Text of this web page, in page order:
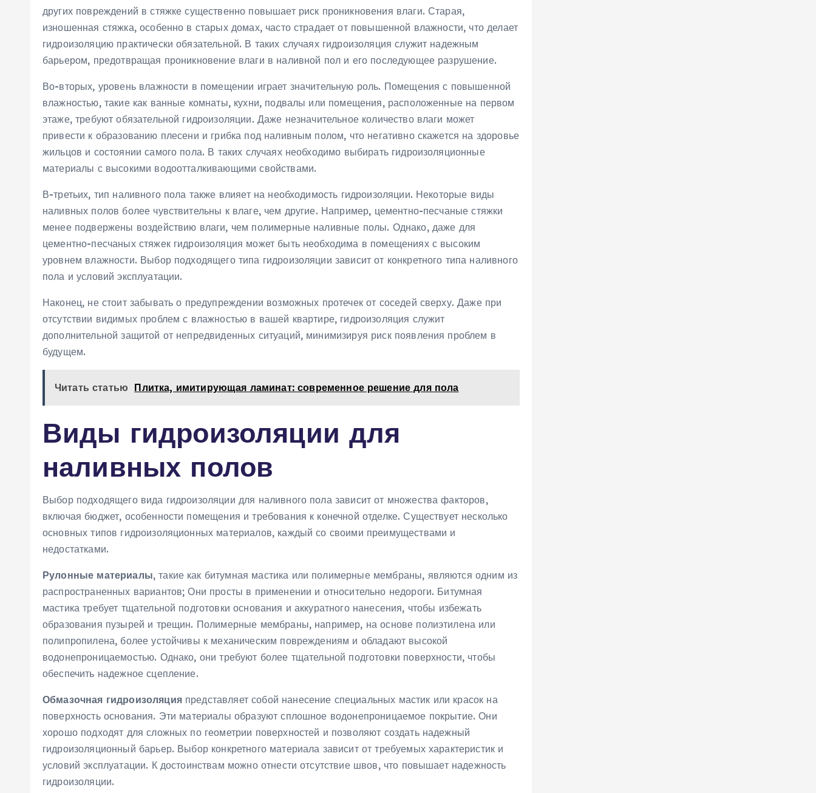
других повреждений в стяжке существенно повышает риск проникновения влаги. Старая,
изношенная стяжка, особенно в старых домах, часто страдает от повышенной влажности, что делает
гидроизоляцию практически обязательной. В таких случаях гидроизоляция служит надежным
барьером, предотвращая проникновение влаги в наливной пол и его последующее разрушение.
Во-вторых, уровень влажности в помещении играет значительную роль. Помещения с повышенной
влажностью, такие как ванные комнаты, кухни, подвалы или помещения, расположенные на первом
этаже, требуют обязательной гидроизоляции. Даже незначительное количество влаги может
привести к образованию плесени и грибка под наливным полом, что негативно скажется на здоровье
жильцов и состоянии самого пола. В таких случаях необходимо выбирать гидроизоляционные
материалы с высокими водоотталкивающими свойствами.
В-третьих, тип наливного пола также влияет на необходимость гидроизоляции. Некоторые виды
наливных полов более чувствительны к влаге, чем другие. Например, цементно-песчаные стяжки
менее подвержены воздействию влаги, чем полимерные наливные полы. Однако, даже для
цементно-песчаных стяжек гидроизоляция может быть необходима в помещениях с высоким
уровнем влажности. Выбор подходящего типа гидроизоляции зависит от конкретного типа наливного
пола и условий эксплуатации.
Наконец, не стоит забывать о предупреждении возможных протечек от соседей сверху. Даже при
отсутствии видимых проблем с влажностью в вашей квартире, гидроизоляция служит
дополнительной защитой от непредвиденных ситуаций, минимизируя риск появления проблем в
будущем.
Читать статью Плитка, имитирующая ламинат: современное решение для пола
Виды гидроизоляции для
наливных полов
Выбор подходящего вида гидроизоляции для наливного пола зависит от множества факторов,
включая бюджет, особенности помещения и требования к конечной отделке. Существует несколько
основных типов гидроизоляционных материалов, каждый со своими преимуществами и
недостатками.
Рулонные материалы, такие как битумная мастика или полимерные мембраны, являются одним из
распространенных вариантов; Они просты в применении и относительно недороги. Битумная
мастика требует тщательной подготовки основания и аккуратного нанесения, чтобы избежать
образования пузырей и трещин. Полимерные мембраны, например, на основе полиэтилена или
полипропилена, более устойчивы к механическим повреждениям и обладают высокой
водонепроницаемостью. Однако, они требуют более тщательной подготовки поверхности, чтобы
обеспечить надежное сцепление.
Обмазочная гидроизоляцияпредставляет собой нанесение специальных мастик или красок на
поверхность основания. Эти материалы образуют сплошное водонепроницаемое покрытие. Они
хорошо подходят для сложных по геометрии поверхностей и позволяют создать надежный
гидроизоляционный барьер. Выбор конкретного материала зависит от требуемых характеристик и
условий эксплуатации. К достоинствам можно отнести отсутствие швов, что повышает надежность
гидроизоляции.